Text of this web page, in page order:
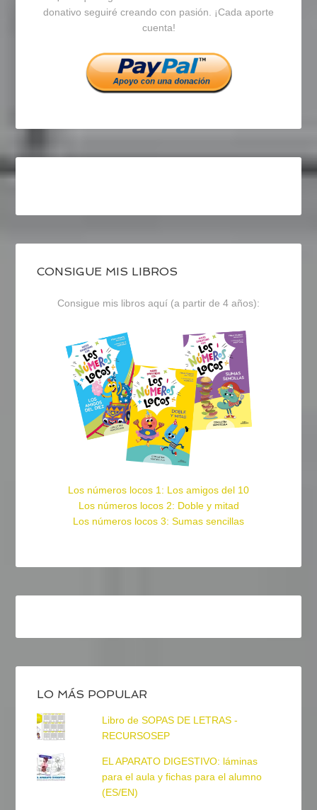
en
Facebook
en
Twitter
en
Instagram
donativo seguiré creando con pasión. ¡Cada aporte
cuenta!
CONSIGUE MIS LIBROS
Consigue mis libros aquí (a partir de 4 años):
Los números locos 1: Los amigos del 10
Los números locos 2: Doble y mitad
Los números locos 3: Sumas sencillas
LO MÁS POPULAR
Libro de SOPAS DE LETRAS -
RECURSOSEP
EL APARATO DIGESTIVO: láminas
para el aula y fichas para el alumno
(ES/EN)